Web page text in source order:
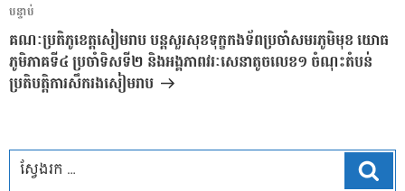
អត្ថបទ
បន្ទាប់
បន្ទាប់
គណៈប្រតិភូខេត្តសៀមរាប បន្តសួរសុខទុក្ខកងទ័ពប្រចាំសមរភូមិមុខ យោធ
ភូមិភាគទី៤ ប្រចាំទិសទី២ និងអង្គភាពវរៈសេនាតូចលេខ១ ចំណុះតំបន់
ប្រតិបត្តិការសឹករងសៀមរាប